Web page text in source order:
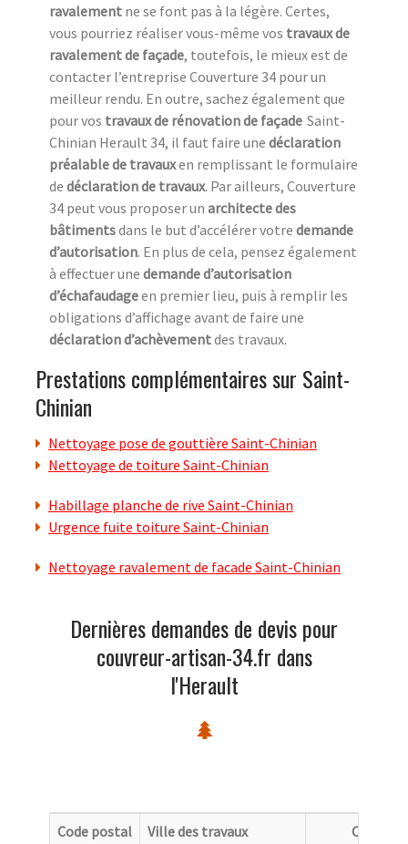
ravalement ne se font pas à la légère. Certes,
vous pourriez réaliser vous-même vos travaux de
ravalement de façade, toutefois, le mieux est de
contacter l’entreprise Couverture 34 pour un
meilleur rendu. En outre, sachez également que
pour vos travaux de rénovation de façade Saint-
Chinian Herault 34, il faut faire une déclaration
préalable de travauxen remplissant le formulaire
de déclaration de travaux. Par ailleurs, Couverture
34 peut vous proposer un architecte des
bâtimentsdans le but d’accélérer votre demande
d’autorisation. En plus de cela, pensez également
à effectuer une demande d’autorisation
d’échafaudageen premier lieu, puis à remplir les
obligations d’affichage avant de faire une
déclaration d’achèvementdes travaux.
Prestations complémentaires sur Saint-
Chinian
Nettoyage pose de gouttière Saint-Chinian
Nettoyage de toiture Saint-Chinian
Habillage planche de rive Saint-Chinian
Urgence fuite toiture Saint-Chinian
Nettoyage ravalement de facade Saint-Chinian
Dernières demandes de devis pour
couvreur-artisan-34.fr dans
l'Herault
Code postal Ville des travaux